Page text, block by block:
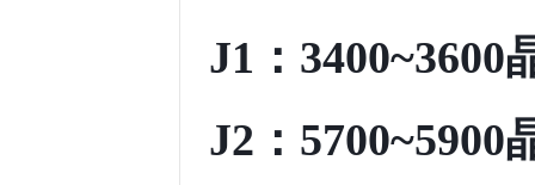
J1 ：3400~3600
J2 ：5700~5900